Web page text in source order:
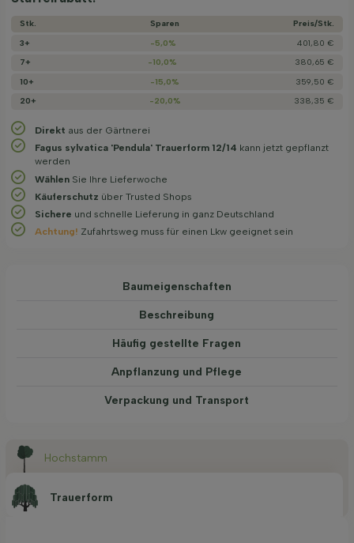
Stk. Sparen
Preis/­Stk.
3+
-5,0%
401,80 €
7+
-10,0%
380,65 €
10+
-15,0%
359,50 €
20+
-20,0% 338,35 €
Direkt aus der Gärtnerei
Fagus sylvatica 'Pendula' Trauerform 12/14 kann jetzt gepflanzt
werden
Wählen Sie Ihre Lieferwoche
Käuferschutz über Trusted Shops
Sichere und schnelle Lieferung in ganz Deutschland
Achtung! Zufahrtsweg muss für einen Lkw geeignet sein
Baum­eigen­schaften
Beschreibung
Häufig gestellte Fragen
Anpflanzung und Pflege
Verpackung und Transport
Trauerform
Hochstamm